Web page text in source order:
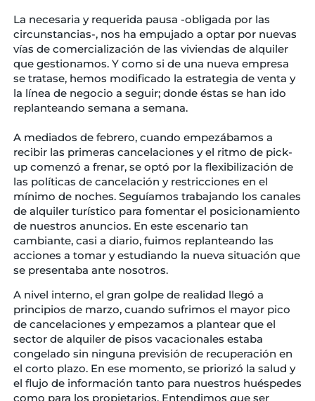
La necesaria y requerida pausa -obligada por las
circunstancias-, nos ha empujado a optar por nuevas
vías de comercialización de las viviendas de alquiler
que gestionamos. Y como si de una nueva empresa
se tratase, hemos modificado la estrategia de venta y
la línea de negocio a seguir; donde éstas se han ido
replanteando semana a semana.
A mediados de febrero, cuando empezábamos a
recibir las primeras cancelaciones y el ritmo de pick-
up comenzó a frenar, se optó por la flexibilización de
las políticas de cancelación y restricciones en el
mínimo de noches. Seguíamos trabajando los canales
de alquiler turístico para fomentar el posicionamiento
de nuestros anuncios. En este escenario tan
cambiante, casi a diario, fuimos replanteando las
acciones a tomar y estudiando la nueva situación que
se presentaba ante nosotros.
A nivel interno, el gran golpe de realidad llegó a
principios de marzo, cuando sufrimos el mayor pico
de cancelaciones y empezamos a plantear que el
sector de alquiler de pisos vacacionales estaba
congelado sin ninguna previsión de recuperación en
el corto plazo. En ese momento, se priorizó la salud y
el flujo de información tanto para nuestros huéspedes
como para los propietarios. Entendimos que ser